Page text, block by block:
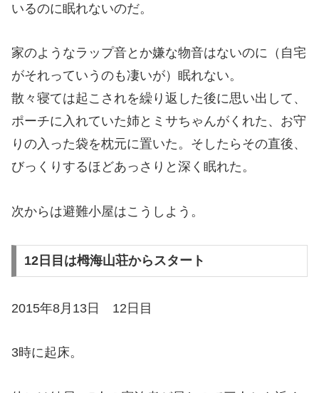
いるのに眠れないのだ。
家のようなラップ音とか嫌な物音はないのに（自宅
がそれっていうのも凄いが）眠れない。
散々寝ては起こされを繰り返した後に思い出して、
ポーチに入れていた姉とミサちゃんがくれた、お守
りの入った袋を枕元に置いた。そしたらその直後、
びっくりするほどあっさりと深く眠れた。
次からは避難小屋はこうしよう。
12日目は栂海山荘からスタート
2015年8月13日 12日目
3時に起床。